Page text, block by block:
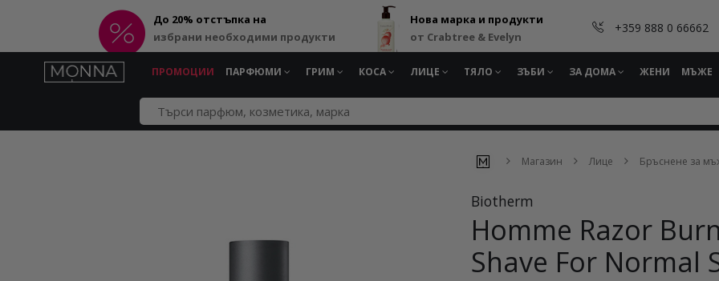
До 20% отстъпка на
избрани необходими продукти
Нова марка и продукти
от Crabtree & Evelyn
+359 888 0 66662
ПРОМОЦИИ ПАРФЮМИ ГРИМ КОСА ЛИЦЕ ТЯЛО ЗЪБИ ЗА ДОМА ЖЕНИ МЪЖЕ
Магазин Лице Бръснене за
Biotherm
Homme Razor
Shave For Normal